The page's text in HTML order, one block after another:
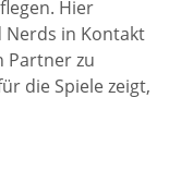
Hier
Nerds in Kontakt
Partner zu
die Spiele zeigt,